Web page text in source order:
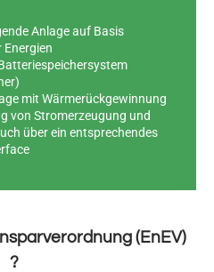
Anlage auf Basis
Energien
mit Wärmerückgewinnung
von Stromerzeugung und
über ein entsprechendes
(EnEV)
?